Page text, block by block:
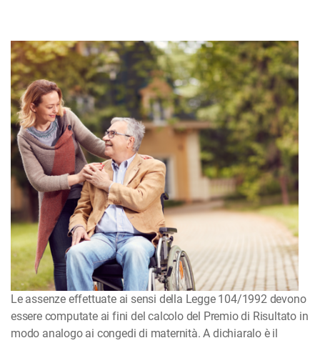
Le assenze effettuate ai sensi della Legge 104/1992 devono
essere computate ai fini del calcolo del Premio di Risultato in
modo analogo ai congedi di maternità. A dichiaralo è il